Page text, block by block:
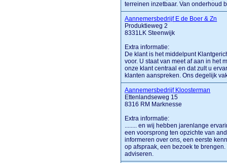
terreinen inzetbaar. Van onderhoud
Aannemersbedrijf E de Boer & Zn
Produktieweg 2
8331LK Steenwijk
Extra informatie:
De klant is het middelpunt
voor. U staat van meet af aan in het
onze klant centraal en dat zult u
klanten aanspreken. Ons degelijk
Aannemersbedrijf Kloosterman
Ettenlandseweg 15
8316 RM Marknesse
Extra informatie:
........ en wij hebben jarenlange
een voorsprong ten opzichte van
informeren over ons, een eerste
op afspraak, een bezoek te
adviseren.